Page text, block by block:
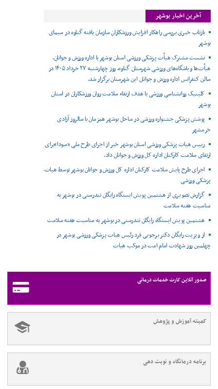
آخرین اخبار بوشهر
بازتاب خبری بررسی راهکار افزایش ورزشکاران سازمان یافته گناوه در سیمای
بوشهر
نشست مشترک هیأت پزشکی ورزشی استان بوشهر با اداره ورزش و جوانان،
هیأت‌ها و باشگاه‌های ورزشی شهرستان گناوه، روز چهارشنبه ۲۷ خرداد ۱۴۰۵ در
سالن کنفرانس اداره ورزش و جوانان این شهرستان برگزار شد.
کلینیک روانشناسی ورزشی با هدف ارتقاء سلامت روان ورزشکاران در استان
بوشهر
پوشش پزشکی جشنواره ورزشی در ساحل بوشهر همزمان با سالروز آزادی
خرمشهر
رییس هیات پزشکی ورزشی استان بوشهر خبر از اجرای طرح ملی «سودا»برای
ارتقای سلامت کارکنان اداره کل ورزش و جوانان داد.
اجرای طرح پایش سلامت کارکنان اداره کل ورزش و جوانان بوشهر توسط هیات
پزشکی ورزشی
گزارش تصویری از هشتمین پویش ایستگاه رایگان تندرستی در بوشهر به
مناسبت هفته سلامت
هشتمین پویش ایستگاه رایگان تندرستی در بوشهر به مناسبت هفته سلامت
از ویزیت رایگان دکتر برجویی فرد رئیس هیات پزشکی ورزشی بوشهر در
چهلمین روز شهادت امام امت در موکب هیات
صدور آنلاین کارت خدمات درمانی
کمیته آموزش و پژوهش
برنامه درمانگاه و نوبت دهی